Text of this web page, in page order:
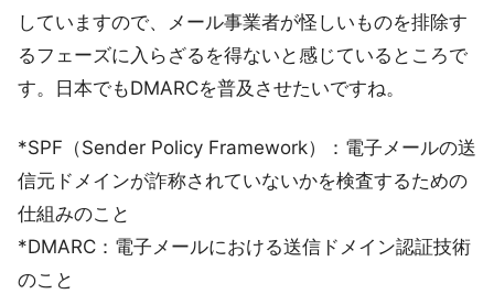
していますので、メール事業者が怪しいものを排除す
るフェーズに入らざるを得ないと感じているところで
す。日本でもDMARCを普及させたいですね。
*SPF（Sender Policy Framework）：電子メールの送
信元ドメインが詐称されていないかを検査するための
仕組みのこと
*DMARC：電子メールにおける送信ドメイン認証技術
のこと